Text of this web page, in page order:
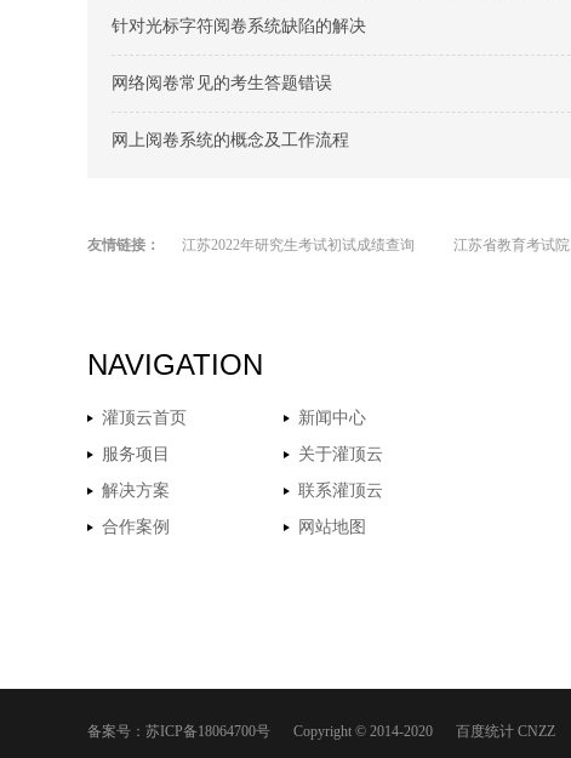
针对光标字符阅卷系统缺陷的解决
网络阅卷常见的考生答题错误
网上阅卷系统的概念及工作流程
友情链接： 江苏2022年研究生考试初试成绩查询 江苏省教育考试院
NAVIGATION
灌顶云首页
新闻中心
服务项目
关于灌顶云
解决方案
联系灌顶云
合作案例
网站地图
备案号： 苏ICP备18064700号 Copyright © 2014-2020 百度统计 CNZZ